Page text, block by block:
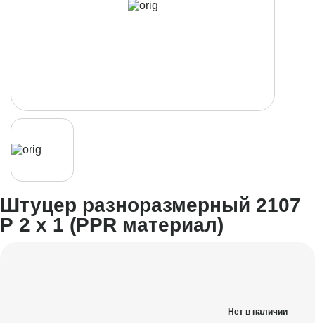
Штуцер разноразмерный 2107
Р 2 х 1 (PPR материал)
Нет в наличии